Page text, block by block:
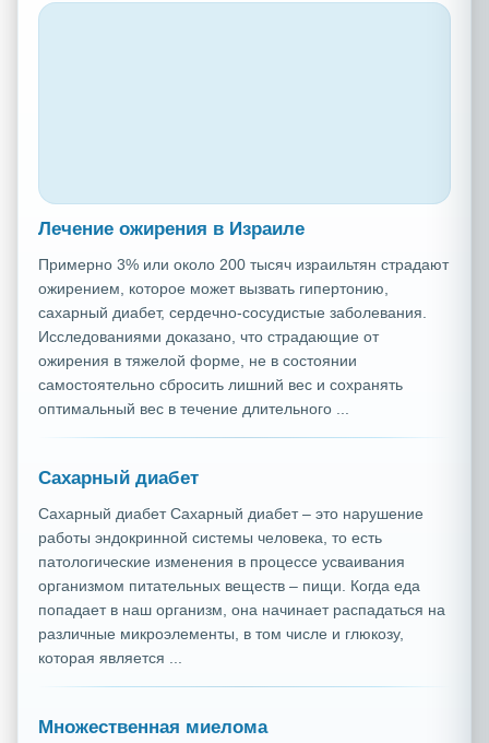
Лечение ожирения в Израиле
Примерно 3% или около 200 тысяч израильтян страдают
ожирением, которое может вызвать гипертонию,
сахарный диабет, сердечно-сосудистые заболевания.
Исследованиями доказано, что страдающие от
ожирения в тяжелой форме, не в состоянии
самостоятельно сбросить лишний вес и сохранять
оптимальный вес в течение длительного ...
Сахарный диабет
Сахарный диабет Сахарный диабет – это нарушение
работы эндокринной системы человека, то есть
патологические изменения в процессе усваивания
организмом питательных веществ – пищи. Когда еда
попадает в наш организм, она начинает распадаться на
различные микроэлементы, в том числе и глюкозу,
которая является ...
Множественная миелома